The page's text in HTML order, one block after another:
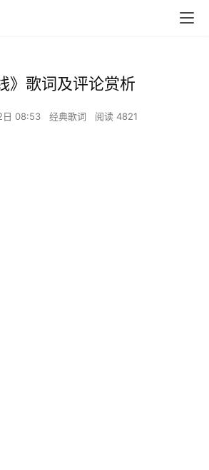
》歌词及评论赏析
日 08:53 经典歌词 阅读 4821